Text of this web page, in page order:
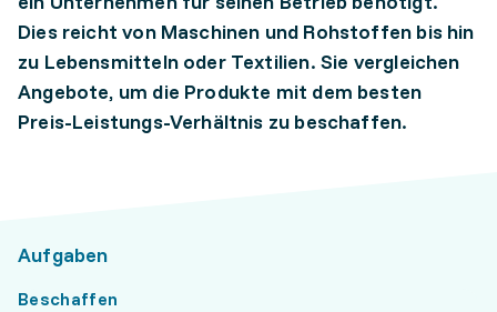
Dies reicht von Maschinen und Rohstoffen bis hin
zu Lebensmitteln oder Textilien. Sie vergleichen
Angebote, um die Produkte mit dem besten
Preis-Leistungs-Verhältnis zu beschaffen.
Aufgaben
Beschaffen